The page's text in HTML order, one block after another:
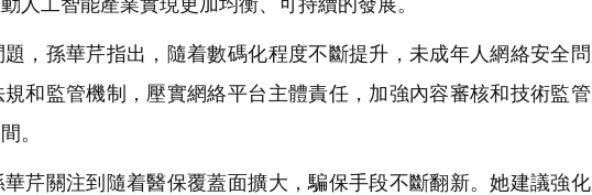
，孫華芹指出，隨着數碼化程度不斷提升，未成年人網絡安全
和監管機制，壓實網絡平台主體責任，加強內容審核和技術監
。
芹關注到隨着醫保覆蓋面擴大，騙保手段不斷翻新。她建議強